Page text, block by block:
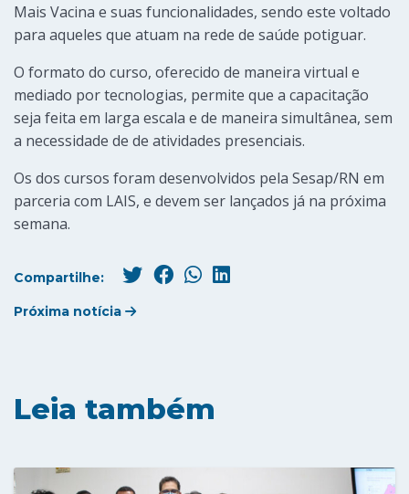
Mais Vacina e suas funcionalidades, sendo este voltado
para aqueles que atuam na rede de saúde potiguar.
O formato do curso, oferecido de maneira virtual e
mediado por tecnologias, permite que a capacitação
seja feita em larga escala e de maneira simultânea, sem
a necessidade de de atividades presenciais.
Os dos cursos foram desenvolvidos pela Sesap/RN em
parceria com LAIS, e devem ser lançados já na próxima
semana.
Compartilhe:
Próxima notícia
Leia também